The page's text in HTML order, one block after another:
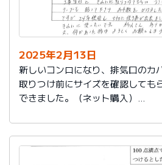
2025年2月13日
新しいコンロになり、排気口のカ
取りつけ前にサイズを確認しても
できました。（ネット購入）
汚れないようにするテープも貼っ
ました。
８～10年くらいで取り替えみたい